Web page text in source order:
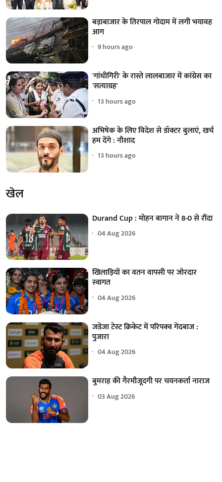
बड़ाबाजार के तिरपाल गोदाम में लगी भयावह
आग
9 hours ago
'गांधीगिरी' के रास्ते लालबाजार में कांग्रेस का
'सत्याग्रह'
13 hours ago
अभिषेक के लिए विदेश से डॉक्टर बुलाएं, खर्च
हम देंगे : नौशाद
13 hours ago
खेल
Durand Cup : मोहन बागान ने 8-0 से रौंदा
04 Aug 2026
खिलाड़ियों का वतन वापसी पर जोरदार
स्वागत
04 Aug 2026
जडेजा टेस्ट क्रिकेट में परिपक्व गेंदबाज :
पुजारा
04 Aug 2026
बुमराह की गैरमौजूदगी पर चयनकर्ता नाराज
03 Aug 2026